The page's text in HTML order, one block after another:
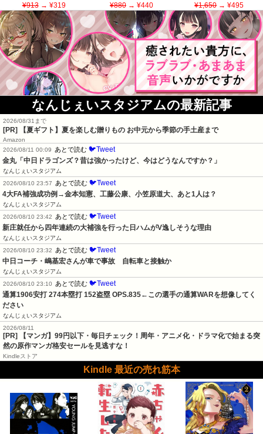
¥913→ ¥319 ¥880→ ¥440 ¥1,650→ ¥495
なんじぇいスタジアムの最新記事
2026/08/31まで
[PR] 【夏ギフト】夏を楽しむ贈りもの お中元から季節の手土産まで
Amazon
2026/08/11 00:09
あとで読む 🐦Tweet
金丸「中日ドラゴンズ？昔は強かったけど、今はどうなんですか？」
なんじぇいスタジアム
2026/08/10 23:57
あとで読む 🐦Tweet
4大FA補強成功例→金本知憲、工藤公康、小笠原道大、あと1人は？
なんじぇいスタジアム
2026/08/10 23:42
あとで読む 🐦Tweet
新庄就任から四年連続の大補強を行った日ハムがV逸しそうな理由
なんじぇいスタジアム
2026/08/10 23:32
あとで読む 🐦Tweet
中日コーチ・嶋基宏さんが車で事故　自転車と接触か
なんじぇいスタジアム
2026/08/10 23:10
あとで読む 🐦Tweet
通算1906安打 274本塁打 152盗塁 OPS.835←この選手の通算WARを想像してく
ださい
なんじぇいスタジアム
2026/08/11
[PR] 【マンガ】99円以下・毎日チェック！周年・アニメ化・ドラマ化で始まる突
然の原作マンガ格安セールを見逃すな！
Kindleストア
Kindle 最近の売れ筋本